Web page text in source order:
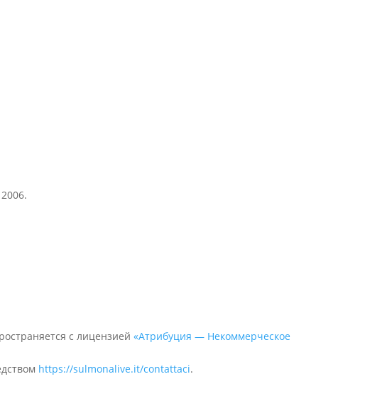
с лицензией «Атрибуция — Некоммерческое
https://sulmonalive.it/contattaci.